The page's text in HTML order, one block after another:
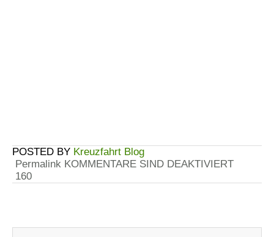
Kreuzfahrt Blog
Permalink KOMMENTARE SIND DEAKTIVIERT
160